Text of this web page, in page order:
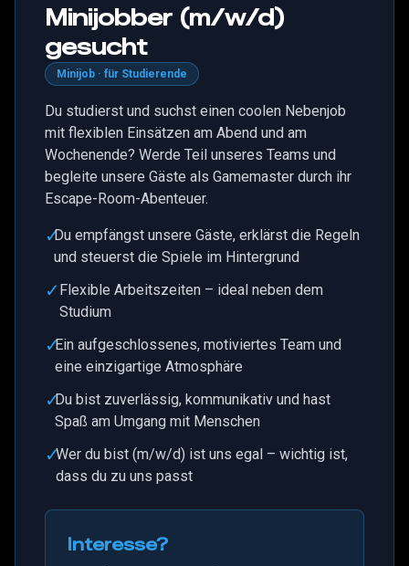
Minijobber (m/w/d)
gesucht
Minijob · für Studierende
Du studierst und suchst einen coolen Nebenjob
mit flexiblen Einsätzen am Abend und am
Wochenende? Werde Teil unseres Teams und
begleite unsere Gäste als Gamemaster durch ihr
Escape-Room-Abenteuer.
✓Du empfängst unsere Gäste, erklärst die Regeln
und steuerst die Spiele im Hintergrund
✓Flexible Arbeitszeiten – ideal neben dem
Studium
✓Ein aufgeschlossenes, motiviertes Team und
eine einzigartige Atmosphäre
✓Du bist zuverlässig, kommunikativ und hast
Spaß am Umgang mit Menschen
✓Wer du bist (m/w/d) ist uns egal – wichtig ist,
dass du zu uns passt
Interesse?